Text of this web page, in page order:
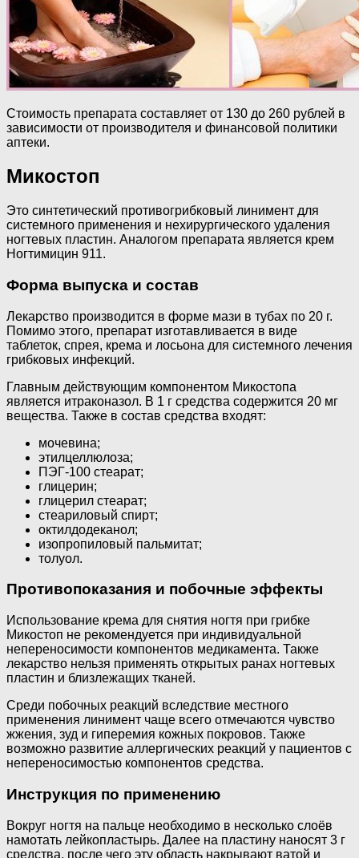
Стоимость препарата составляет от 130 до 260 рублей в
зависимости от производителя и финансовой политики
аптеки.
Микостоп
Это синтетический противогрибковый линимент для
системного применения и нехирургического удаления
ногтевых пластин. Аналогом препарата является крем
Ногтимицин 911.
Форма выпуска и состав
Лекарство производится в форме мази в тубах по 20 г.
Помимо этого, препарат изготавливается в виде
таблеток, спрея, крема и лосьона для системного лечения
грибковых инфекций.
Главным действующим компонентом Микостопа
является итраконазол. В 1 г средства содержится 20 мг
вещества. Также в состав средства входят:
мочевина;
этилцеллюлоза;
ПЭГ-100 стеарат;
глицерин;
глицерил стеарат;
стеариловый спирт;
октилдодеканол;
изопропиловый пальмитат;
толуол.
Противопоказания и побочные эффекты
Использование крема для снятия ногтя при грибке
Микостоп не рекомендуется при индивидуальной
непереносимости компонентов медикамента. Также
лекарство нельзя применять открытых ранах ногтевых
пластин и близлежащих тканей.
Среди побочных реакций вследствие местного
применения линимент чаще всего отмечаются чувство
жжения, зуд и гиперемия кожных покровов. Также
возможно развитие аллергических реакций у пациентов с
непереносимостью компонентов средства.
Инструкция по применению
Вокруг ногтя на пальце необходимо в несколько слоёв
намотать лейкопластырь. Далее на пластину наносят 3 г
средства, после чего эту область накрывают ватой и